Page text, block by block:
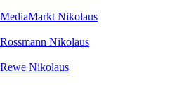
MediaMarkt Nikolaus
Rossmann Nikolaus
Rewe Nikolaus